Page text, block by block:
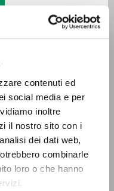
contenuti ed
social media e per
inoltre
il nostro sito con i
dei dati web,
combinarle
loro o che hanno